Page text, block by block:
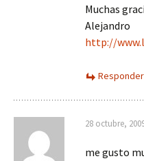
Muchas
Alejandro
http://
Responder
28 octubre,
me gusto